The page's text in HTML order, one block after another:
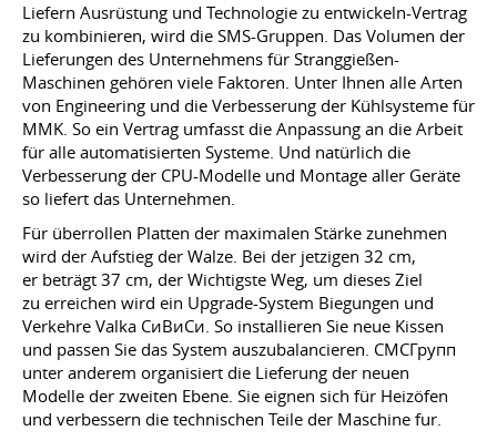
Liefern Ausrüstung und Technologie zu entwickeln-Vertrag
zu kombinieren, wird die SMS-Gruppen. Das Volumen der
Lieferungen des Unternehmens für Stranggießen-
Maschinen gehören viele Faktoren. Unter Ihnen alle Arten
von Engineering und die Verbesserung der Kühlsysteme für
MMK. So ein Vertrag umfasst die Anpassung an die Arbeit
für alle automatisierten Systeme. Und natürlich die
Verbesserung der CPU-Modelle und Montage aller Geräte
so liefert das Unternehmen.
Für überrollen Platten der maximalen Stärke zunehmen
wird der Aufstieg der Walze. Bei der jetzigen 32 cm,
er beträgt 37 cm, der Wichtigste Weg, um dieses Ziel
zu erreichen wird ein Upgrade-System Biegungen und
Verkehre Valka СиВиСи. So installieren Sie neue Kissen
und passen Sie das System auszubalancieren. СМСГрупп
unter anderem organisiert die Lieferung der neuen
Modelle der zweiten Ebene. Sie eignen sich für Heizöfen
und verbessern die technischen Teile der Maschine fur.